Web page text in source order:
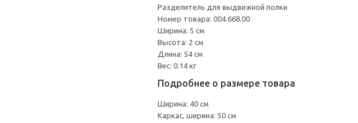
Разделитель для выдвижной полки
Номер товара: 004.668.00
Ширина: 5 см
Высота: 2 см
Длина: 54 см
Вес: 0.14 кг
Подробнее о размере товара
Ширина: 40 см
Каркас, ширина: 50 см